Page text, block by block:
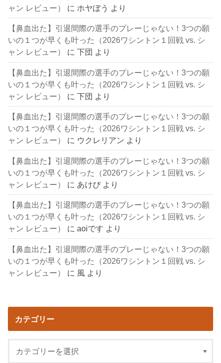
ャン レビュー）
に ホヤぼう より
【鼻血出た】引退間際の選手のプレーじゃない！3つの願
いの１つが早くも叶った（2026ワシントン１回戦 vs. シ
ャン レビュー）
に下団 より
【鼻血出た】引退間際の選手のプレーじゃない！3つの願
いの１つが早くも叶った（2026ワシントン１回戦 vs. シ
ャン レビュー）
に下団 より
【鼻血出た】引退間際の選手のプレーじゃない！3つの願
いの１つが早くも叶った（2026ワシントン１回戦 vs. シ
ャン レビュー）
に ウクレリアン より
【鼻血出た】引退間際の選手のプレーじゃない！3つの願
いの１つが早くも叶った（2026ワシントン１回戦 vs. シ
ャン レビュー）
に あけび より
【鼻血出た】引退間際の選手のプレーじゃない！3つの願
いの１つが早くも叶った（2026ワシントン１回戦 vs. シ
ャン レビュー）
にaoiです より
【鼻血出た】引退間際の選手のプレーじゃない！3つの願
いの１つが早くも叶った（2026ワシントン１回戦 vs. シ
ャン レビュー）
に 風 より
カテゴリー